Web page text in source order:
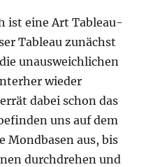
ist eine Art Tableau-
Tableau zunächst
unausweichlichen
wieder
dabei schon das
uns auf dem
Mondbasen aus, bis
durchdrehen und